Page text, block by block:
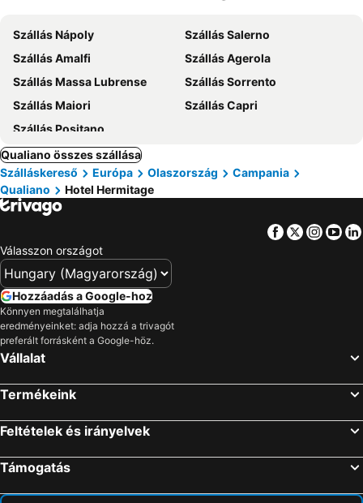
Szállás Nápoly
Szállás Salerno
Szállás Amalfi
Szállás Agerola
Szállás Massa Lubrense
Szállás Sorrento
Szállás Maiori
Szállás Capri
Szállás Positano
Qualiano összes szállása
Szálláskereső
Európa Olaszország
Campania
Qualiano
Hotel Hermitage
Facebook
Twitter
Válasszon országot
Hozzáadás a Google-hoz
Könnyen megtalálhatja
eredményeinket: adja hozzá a trivagót
preferált forrásként a Google-höz.
Vállalat
Termékeink
Feltételek és irányelvek
Támogatás